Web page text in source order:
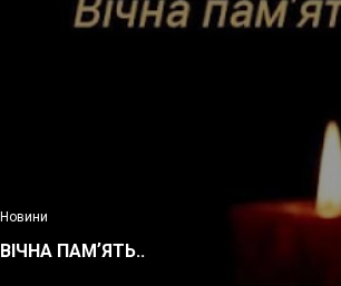
Новини
ВІЧНА ПАМʼЯТЬ..